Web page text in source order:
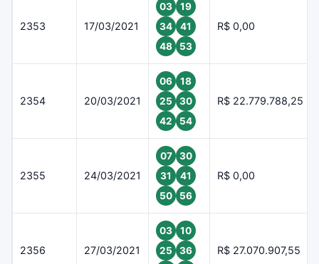
2353 17/03/2021
03
19
34
41
48
53
R$ 0,00
2354 20/03/2021
06
18
25
30
42
54
R$ 22.779.788,25
2355 24/03/2021
07
30
31
41
50
56
R$ 0,00
2356 27/03/2021
03
10
25
36
R$ 27.070.907,55